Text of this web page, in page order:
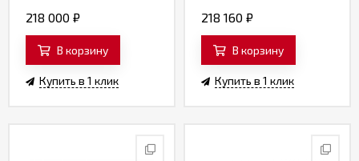
218 000 ₽
В корзину
Купить в 1 клик
218 160 ₽
В корзину
Купить в 1 клик